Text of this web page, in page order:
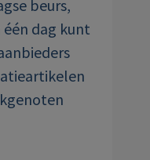
beurs,
één dag kunt